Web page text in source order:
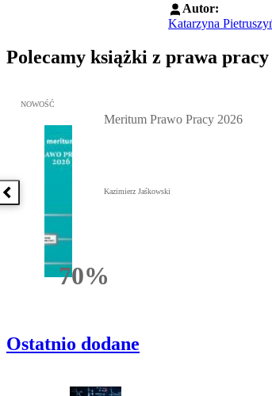
Autor:
Katarzyna
Polecamy książki z prawa pracy
Poprzednia książka
Przejdź do: Meritum Prawo Pracy 2026,
NOWOŚĆ
70%Rabatu
Meritum Prawo Pracy 2026
Kazimierz Jaśkowski
Ostatnio dodane